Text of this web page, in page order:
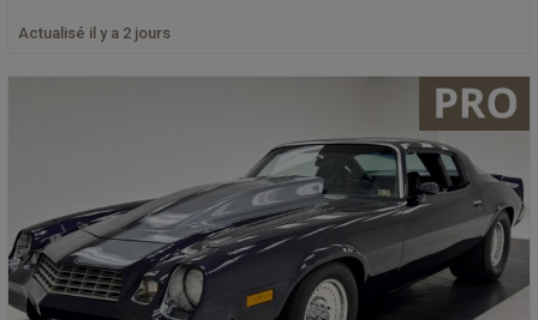
Actualisé il y a 2 jours